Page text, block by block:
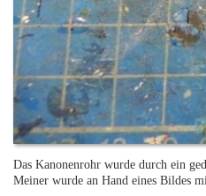
Das Kanonenrohr wurde durch ein
Meiner wurde an Hand eines Bildes